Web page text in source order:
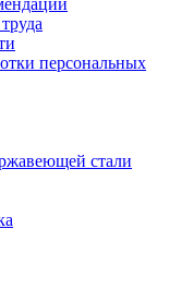
персональных
стали